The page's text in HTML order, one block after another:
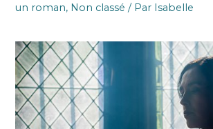
un roman, Non classé / Par Isabelle